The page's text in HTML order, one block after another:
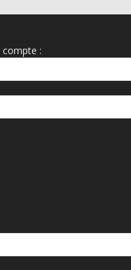
compte :